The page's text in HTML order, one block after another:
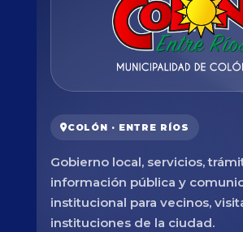
COLÓN · ENTRE RÍOS
Gobierno local, servicios,
información pública y
institucional para vecinos,
instituciones de la ciudad.